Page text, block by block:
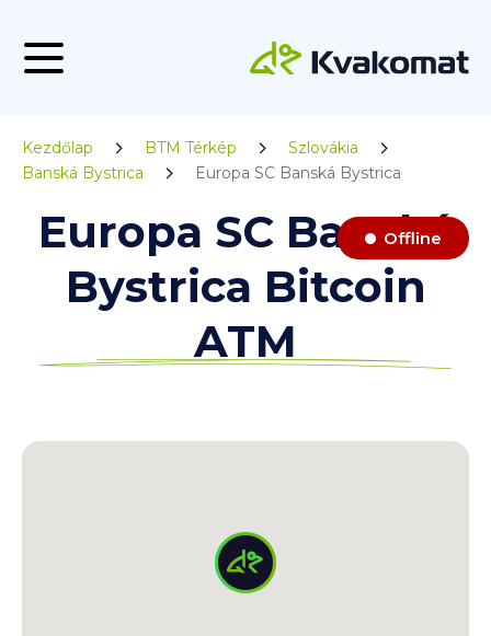
Kezdőlap BTM Térkép
Szlovákia
Banská Bystrica
Europa SC Banská Bystrica
Europa SC Banská
Bystrica Bitcoin
ATM
Offline